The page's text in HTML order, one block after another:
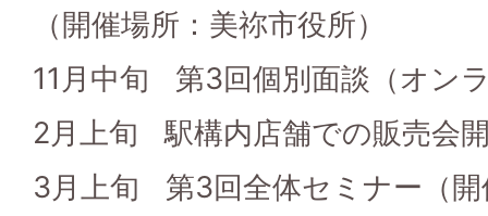
（開催場所：美祢市役所）
11月中旬 第3回個別面談（オン
2月上旬 駅構内店舗での販売会
3月上旬 第3回全体セミナー（開